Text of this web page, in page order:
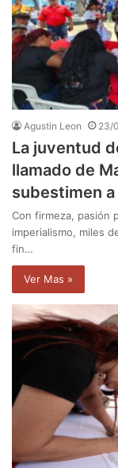
Agustin Leon 23/
La juventud
llamado de
subestimen a
Con firmeza, pasión
imperialismo, miles
fin…
Ver Mas »